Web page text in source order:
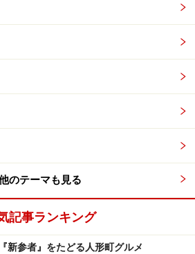
のテーマも見る
記事ランキング
新参者』をたどる人形町グルメ